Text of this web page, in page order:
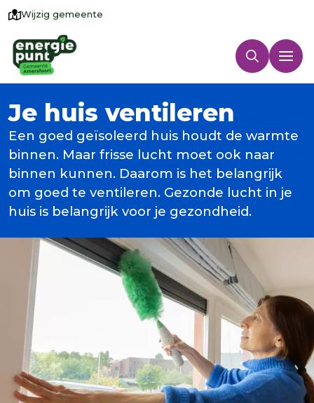
Wijzig gemeente
Je huis ventileren
Een goed geïsoleerd huis houdt de warmte
binnen. Maar frisse lucht moet ook naar
binnen kunnen. Daarom is het belangrijk
om goed te ventileren. Gezonde lucht in je
huis is belangrijk voor je gezondheid.